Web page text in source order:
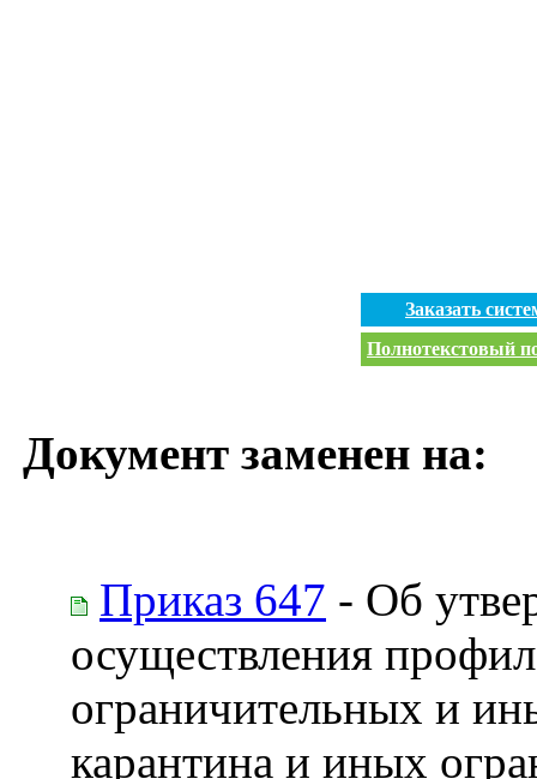
Заказать
Полнотекстовый
Документ заменен на:
Приказ 647 - Об
осуществления
ограничительных и
карантина и иных